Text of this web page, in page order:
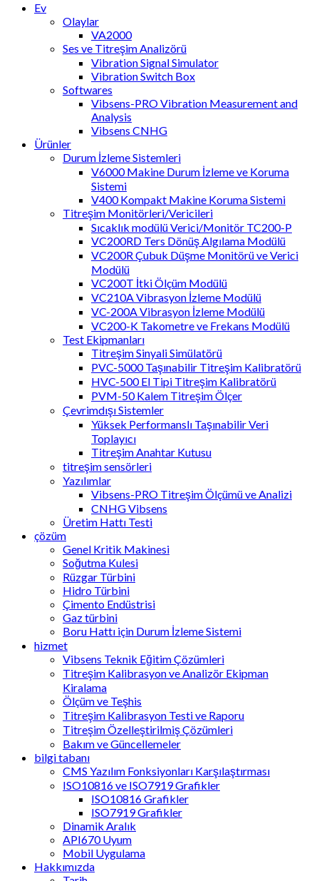
Ev
Olaylar
VA2000
Ses ve Titreşim Analizörü
Vibration Signal Simulator
Vibration Switch Box
Softwares
Vibsens-PRO Vibration Measurement and
Analysis
Vibsens CNHG
Ürünler
Durum İzleme Sistemleri
V6000 Makine Durum İzleme ve Koruma
Sistemi
V400 Kompakt Makine Koruma Sistemi
Titreşim Monitörleri/Vericileri
Sıcaklık modülü Verici/Monitör TC200-P
VC200RD Ters Dönüş Algılama Modülü
VC200R Çubuk Düşme Monitörü ve Verici
Modülü
VC200T İtki Ölçüm Modülü
VC210A Vibrasyon İzleme Modülü
VC-200A Vibrasyon İzleme Modülü
VC200-K Takometre ve Frekans Modülü
Test Ekipmanları
Titreşim Sinyali Simülatörü
PVC-5000 Taşınabilir Titreşim Kalibratörü
HVC-500 El Tipi Titreşim Kalibratörü
PVM-50 Kalem Titreşim Ölçer
Çevrimdışı Sistemler
Yüksek Performanslı Taşınabilir Veri
Toplayıcı
Titreşim Anahtar Kutusu
titreşim sensörleri
Yazılımlar
Vibsens-PRO Titreşim Ölçümü ve Analizi
CNHG Vibsens
Üretim Hattı Testi
çözüm
Genel Kritik Makinesi
Soğutma Kulesi
Rüzgar Türbini
Hidro Türbini
Çimento Endüstrisi
Gaz türbini
Boru Hattı için Durum İzleme Sistemi
hizmet
Vibsens Teknik Eğitim Çözümleri
Titreşim Kalibrasyon ve Analizör Ekipman
Kiralama
Ölçüm ve Teşhis
Titreşim Kalibrasyon Testi ve Raporu
Titreşim Özelleştirilmiş Çözümleri
Bakım ve Güncellemeler
bilgi tabanı
CMS Yazılım Fonksiyonları Karşılaştırması
ISO10816 ve ISO7919 Grafikler
ISO10816 Grafikler
ISO7919 Grafikler
Dinamik Aralık
API670 Uyum
Mobil Uygulama
Hakkımızda